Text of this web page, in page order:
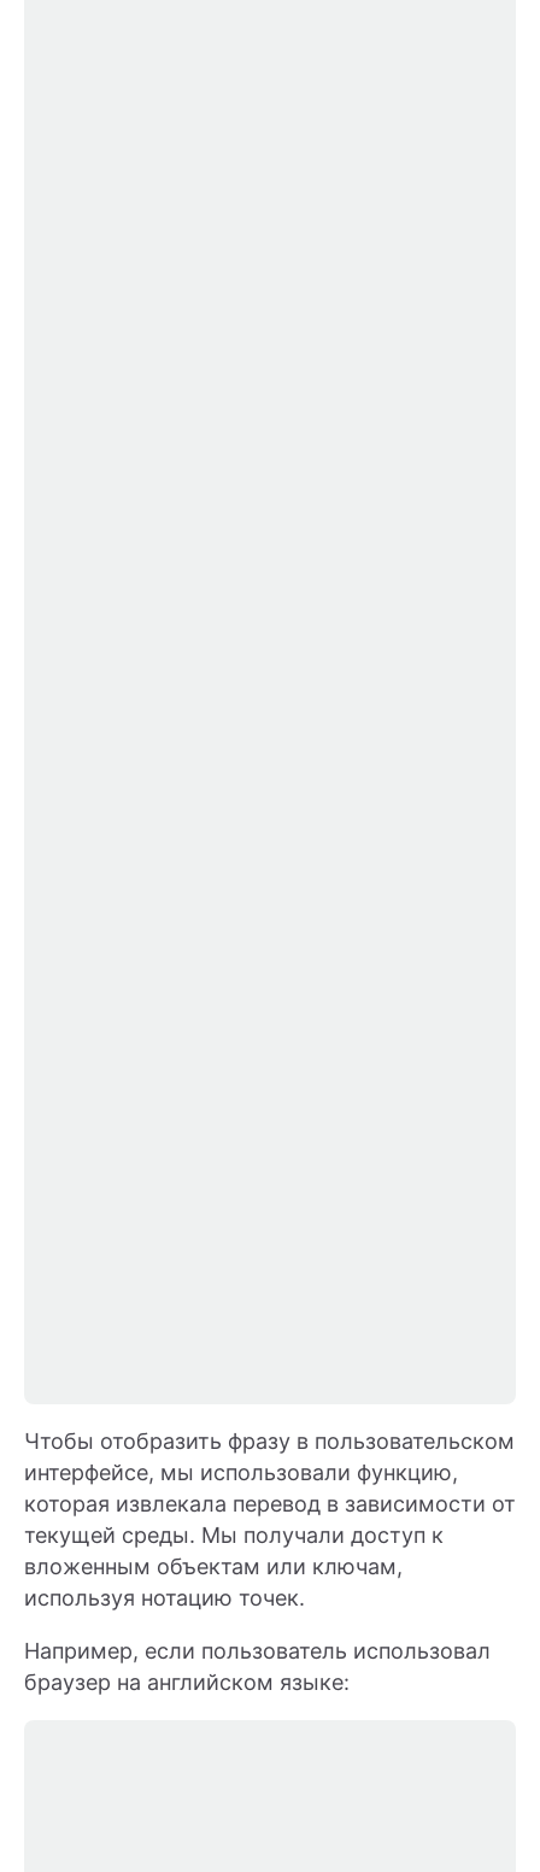
Чтобы отобразить фразу в пользовательском
интерфейсе, мы использовали функцию,
которая извлекала перевод в зависимости от
текущей среды. Мы получали доступ к
вложенным объектам или ключам,
используя нотацию точек.
Например, если пользователь использовал
браузер на английском языке: